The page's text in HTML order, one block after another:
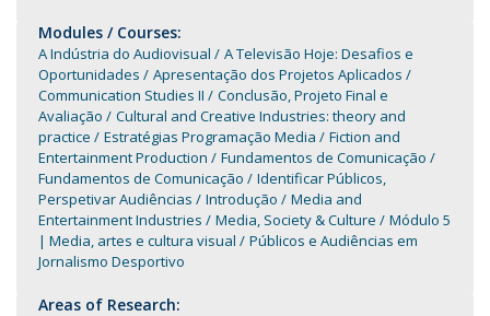
Modules / Courses:
A Indústria do Audiovisual
A Televisão Hoje: Desafios e
Oportunidades
Apresentação dos Projetos Aplicados
Communication Studies II
Conclusão, Projeto Final e
Avaliação
Cultural and Creative Industries: theory and
practice
Estratégias Programação Media
Fiction and
Entertainment Production
Fundamentos de Comunicação
Fundamentos de Comunicação
Identificar Públicos,
Perspetivar Audiências
Introdução
Media and
Entertainment Industries
Media, Society & Culture
Módulo 5
| Media, artes e cultura visual
Públicos e Audiências em
Jornalismo Desportivo
Areas of Research: